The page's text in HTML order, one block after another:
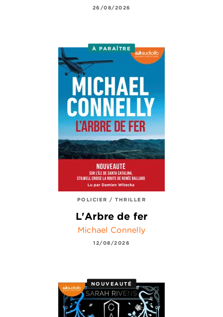
26/08/2026
À PARAÎTRE
POLICIER / THRILLER
L'Arbre de fer
Michael Connelly
12/08/2026
NOUVEAUTÉ